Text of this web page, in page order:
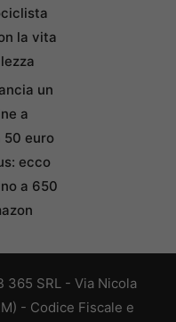
la vita
un
a
50 euro
ecco
a 650
365 SRL - Via Nicola
- Codice Fiscale e